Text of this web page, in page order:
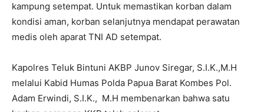
kampung setempat. Untuk memastikan korban dalam
kondisi aman, korban selanjutnya mendapat perawatan
medis oleh aparat TNI AD setempat.
Kapolres Teluk Bintuni AKBP Junov Siregar, S.I.K.,M.H
melalui Kabid Humas Polda Papua Barat Kombes Pol.
Adam Erwindi, S.I.K., M.H membenarkan bahwa satu